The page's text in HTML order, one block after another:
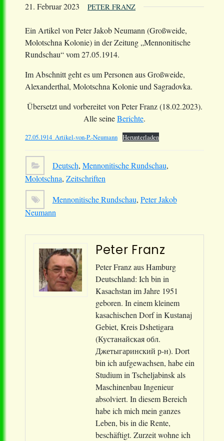
21. Februar 2023 PETER FRANZ
Ein Artikel von Peter Jakob Neumann (Großweide,
Molotschna Kolonie) in der Zeitung „Mennonitische
Rundschau“ vom 27.05.1914.
Im Abschnitt geht es um Personen aus Großweide,
Alexanderthal, Molotschna Kolonie und Sagradovka.
Übersetzt und vorbereitet von Peter Franz (18.02.2023).
Alle seineBerichte.
27.05.1914_Artikel-von-P.-Neumann Herunterladen
Deutsch, Mennonitische Rundschau,
Molotschna, Zeitschriften
Mennonitische Rundschau, Peter Jakob
Neumann
Peter Franz
Peter Franz aus Hamburg
Deutschland: Ich bin in
Kasachstan im Jahre 1951
geboren. In einem kleinem
kasachischen Dorf in Kustanaj
Gebiet, Kreis Dshetigara
(Кустанайская обл.
Джетыгаринский р-н). Dort
bin ich aufgewachsen, habe ein
Studium in Tscheljabinsk als
Maschinenbau Ingenieur
absolviert. In diesem Bereich
habe ich mich mein ganzes
Leben, bis in die Rente,
beschäftigt. Zurzeit wohne ich